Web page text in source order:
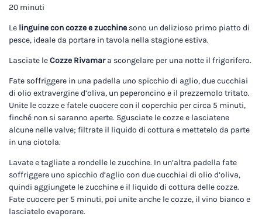
20 minuti
Le linguine con cozze e zucchine sono un delizioso primo piatto di
pesce, ideale da portare in tavola nella stagione estiva.
Lasciate leCozze Rivamara scongelare per una notte il frigorifero.
Fate soffriggere in una padella uno spicchio di aglio, due cucchiai
di olio extravergine d’oliva, un peperoncino e il prezzemolo tritato.
Unite le cozze e fatele cuocere con il coperchio per circa 5 minuti,
finché non si saranno aperte. Sgusciate le cozze e lasciatene
alcune nelle valve; filtrate il liquido di cottura e mettetelo da parte
in una ciotola.
Lavate e tagliate a rondelle le zucchine. In un’altra padella fate
soffriggere uno spicchio d’aglio con due cucchiai di olio d’oliva,
quindi aggiungete le zucchine e il liquido di cottura delle cozze.
Fate cuocere per 5 minuti, poi unite anche le cozze, il vino bianco e
lasciatelo evaporare.